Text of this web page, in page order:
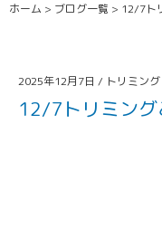
ホーム > ブログ一覧 > 12/7ト
2025年12月7日 / トリミング
12/7トリミング